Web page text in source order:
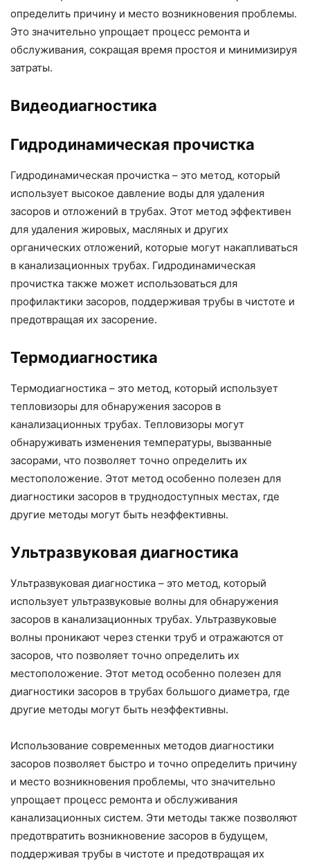
определить причину и место возникновения проблемы.
Это значительно упрощает процесс ремонта и
обслуживания, сокращая время простоя и минимизируя
затраты.
Видеодиагностика
Гидродинамическая прочистка
Гидродинамическая прочистка – это метод, который
использует высокое давление воды для удаления
засоров и отложений в трубах. Этот метод эффективен
для удаления жировых, масляных и других
органических отложений, которые могут накапливаться
в канализационных трубах. Гидродинамическая
прочистка также может использоваться для
профилактики засоров, поддерживая трубы в чистоте и
предотвращая их засорение.
Термодиагностика
Термодиагностика – это метод, который использует
тепловизоры для обнаружения засоров в
канализационных трубах. Тепловизоры могут
обнаруживать изменения температуры, вызванные
засорами, что позволяет точно определить их
местоположение. Этот метод особенно полезен для
диагностики засоров в труднодоступных местах, где
другие методы могут быть неэффективны.
Ультразвуковая диагностика
Ультразвуковая диагностика – это метод, который
использует ультразвуковые волны для обнаружения
засоров в канализационных трубах. Ультразвуковые
волны проникают через стенки труб и отражаются от
засоров, что позволяет точно определить их
местоположение. Этот метод особенно полезен для
диагностики засоров в трубах большого диаметра, где
другие методы могут быть неэффективны.
Использование современных методов диагностики
засоров позволяет быстро и точно определить причину
и место возникновения проблемы, что значительно
упрощает процесс ремонта и обслуживания
канализационных систем. Эти методы также позволяют
предотвратить возникновение засоров в будущем,
поддерживая трубы в чистоте и предотвращая их